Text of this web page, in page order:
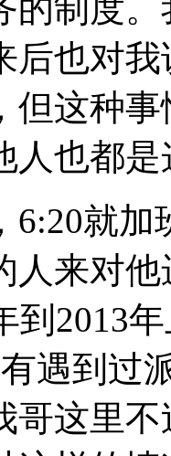
的制度
后也对
但这种
人也都
6:20就加
人来对
到 2013
遇到过
哥这里不